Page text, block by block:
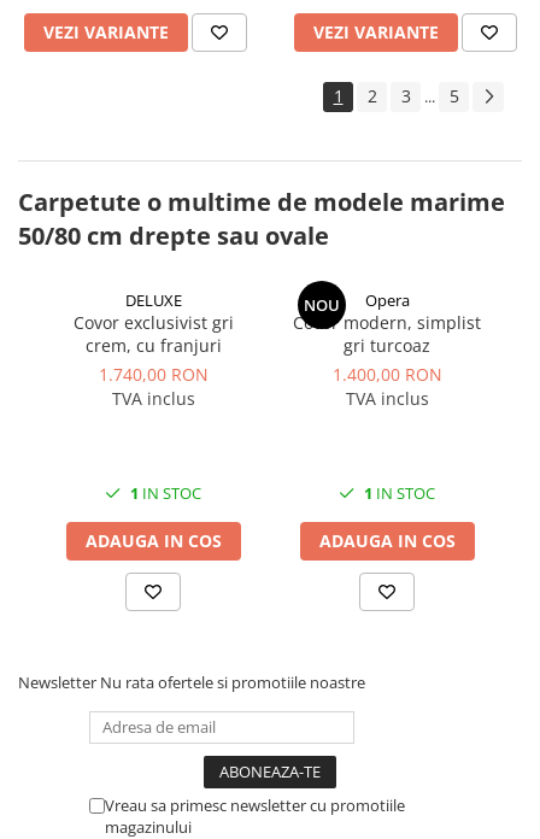
VEZI VARIANTE VEZI VARIANTE
1 2 3 ... 5
Carpetute o multime de modele marime
50/80 cm drepte sau ovale
DELUXE
Covor exclusivist gri
crem, cu franjuri
1.740,00 RON
TVA inclus
1 IN STOC
ADAUGA IN COS
NOU Opera
Covor modern, simplist
gri turcoaz
1.400,00 RON
TVA inclus
1 IN STOC
ADAUGA IN COS
Newsletter Nu rata ofertele si promotiile noastre
Vreau sa primesc newsletter cu promotiile
magazinului